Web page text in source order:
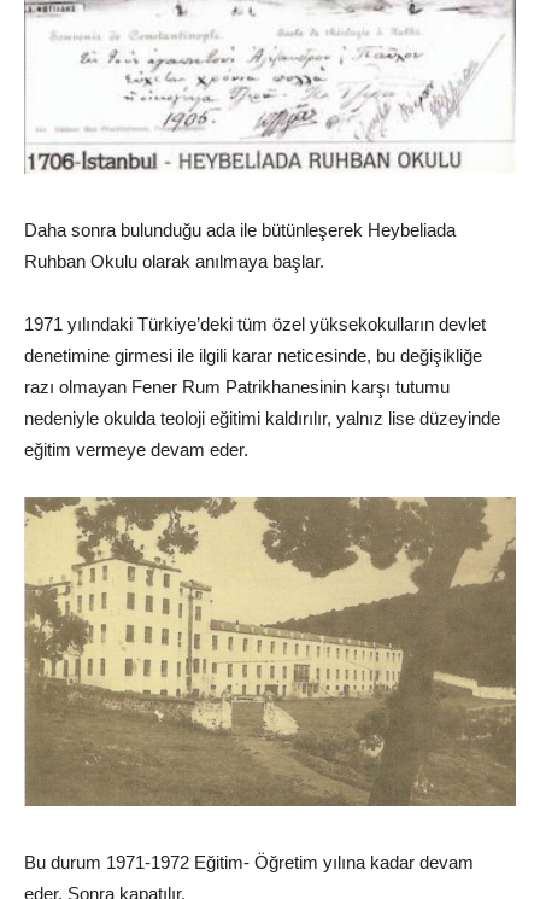
Daha sonra bulunduğu ada ile bütünleşerek Heybeliada
Ruhban Okulu olarak anılmaya başlar.
1971 yılındaki Türkiye’deki tüm özel yüksekokulların devlet
denetimine girmesi ile ilgili karar neticesinde, bu değişikliğe
razı olmayan Fener Rum Patrikhanesinin karşı tutumu
nedeniyle okulda teoloji eğitimi kaldırılır, yalnız lise düzeyinde
eğitim vermeye devam eder.
Bu durum 1971-1972 Eğitim- Öğretim yılına kadar devam
eder. Sonra kapatılır.